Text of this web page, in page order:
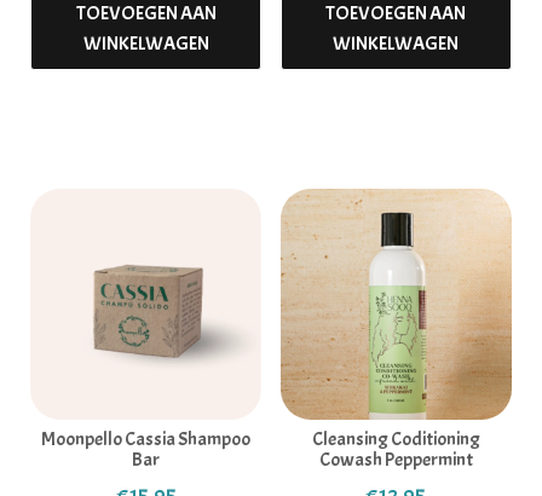
TOEVOEGEN AAN
WINKELWAGEN
TOEVOEGEN AAN
WINKELWAGEN
Moonpello Cassia Shampoo
Bar
Cleansing Coditioning
Cowash Peppermint